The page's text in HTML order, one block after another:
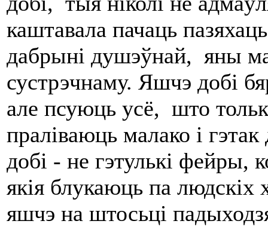
каштавала пачаць
дабрыні душэўнай, яны
сустрэчнаму. Яшчэ добі
але псуюць усё, што
праліваюць малако і
добі - не гэтулькі фейры,
якія блукаюць па людскіх
яшчэ на штосьці